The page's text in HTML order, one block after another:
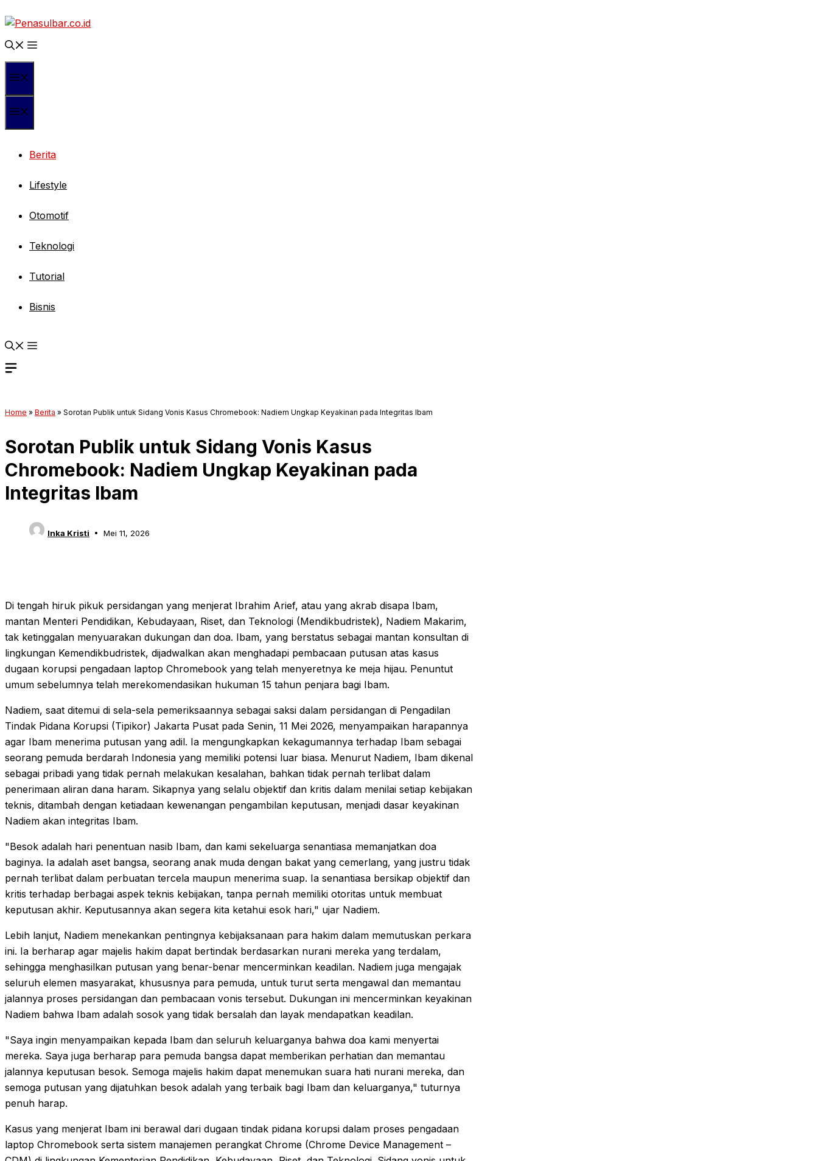
ke
isi
Berita
Lifestyle
Otomotif
Teknologi
Tutorial
Bisnis
Home » Berita » Sorotan Publik untuk Sidang Vonis Kasus Chromebook: Nadiem Ungkap Keyakinan pada Integritas Ibam
Sorotan Publik untuk Sidang Vonis Kasus
Chromebook: Nadiem Ungkap Keyakinan pada
Integritas Ibam
Inka Kristi Mei 11, 2026
Di tengah hiruk pikuk persidangan yang menjerat Ibrahim Arief, atau yang akrab disapa Ibam,
mantan Menteri Pendidikan, Kebudayaan, Riset, dan Teknologi (Mendikbudristek), Nadiem Makarim,
tak ketinggalan menyuarakan dukungan dan doa. Ibam, yang berstatus sebagai mantan konsultan di
lingkungan Kemendikbudristek, dijadwalkan akan menghadapi pembacaan putusan atas kasus
dugaan korupsi pengadaan laptop Chromebook yang telah menyeretnya ke meja hijau. Penuntut
umum sebelumnya telah merekomendasikan hukuman 15 tahun penjara bagi Ibam.
Nadiem, saat ditemui di sela-sela pemeriksaannya sebagai saksi dalam persidangan di Pengadilan
Tindak Pidana Korupsi (Tipikor) Jakarta Pusat pada Senin, 11 Mei 2026, menyampaikan harapannya
agar Ibam menerima putusan yang adil. Ia mengungkapkan kekagumannya terhadap Ibam sebagai
seorang pemuda berdarah Indonesia yang memiliki potensi luar biasa. Menurut Nadiem, Ibam dikenal
sebagai pribadi yang tidak pernah melakukan kesalahan, bahkan tidak pernah terlibat dalam
penerimaan aliran dana haram. Sikapnya yang selalu objektif dan kritis dalam menilai setiap kebijakan
teknis, ditambah dengan ketiadaan kewenangan pengambilan keputusan, menjadi dasar keyakinan
Nadiem akan integritas Ibam.
"Besok adalah hari penentuan nasib Ibam, dan kami sekeluarga senantiasa memanjatkan doa
baginya. Ia adalah aset bangsa, seorang anak muda dengan bakat yang cemerlang, yang justru tidak
pernah terlibat dalam perbuatan tercela maupun menerima suap. Ia senantiasa bersikap objektif dan
kritis terhadap berbagai aspek teknis kebijakan, tanpa pernah memiliki otoritas untuk membuat
keputusan akhir. Keputusannya akan segera kita ketahui esok hari," ujar Nadiem.
Lebih lanjut, Nadiem menekankan pentingnya kebijaksanaan para hakim dalam memutuskan perkara
ini. Ia berharap agar majelis hakim dapat bertindak berdasarkan nurani mereka yang terdalam,
sehingga menghasilkan putusan yang benar-benar mencerminkan keadilan. Nadiem juga mengajak
seluruh elemen masyarakat, khususnya para pemuda, untuk turut serta mengawal dan memantau
jalannya proses persidangan dan pembacaan vonis tersebut. Dukungan ini mencerminkan keyakinan
Nadiem bahwa Ibam adalah sosok yang tidak bersalah dan layak mendapatkan keadilan.
"Saya ingin menyampaikan kepada Ibam dan seluruh keluarganya bahwa doa kami menyertai
mereka. Saya juga berharap para pemuda bangsa dapat memberikan perhatian dan memantau
jalannya keputusan besok. Semoga majelis hakim dapat menemukan suara hati nurani mereka, dan
semoga putusan yang dijatuhkan besok adalah yang terbaik bagi Ibam dan keluarganya," tuturnya
penuh harap.
Kasus yang menjerat Ibam ini berawal dari dugaan tindak pidana korupsi dalam proses pengadaan
laptop Chromebook serta sistem manajemen perangkat Chrome (Chrome Device Management –